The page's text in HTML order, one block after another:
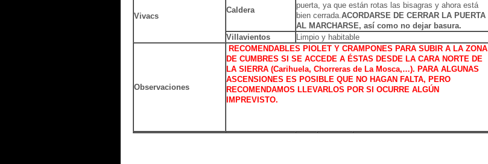
Vivacs
Caldera
puerta, ya que están rotas las bisagras y ahora está
bien cerrada.ACORDARSE DE CERRAR LA PUERTA
AL MARCHARSE, así como no dejar basura.
Villavientos
Limpio y habitable
Observaciones
RECOMENDABLES PIOLET Y CRAMPONES PARA SUBIR A LA ZONA
DE CUMBRES SI SE ACCEDE A ÉSTAS DESDE LA CARA NORTE DE
LA SIERRA (Carihuela, Chorreras de La Mosca,…). PARA ALGUNAS
ASCENSIONES ES POSIBLE QUE NO HAGAN FALTA, PERO
RECOMENDAMOS LLEVARLOS POR SI OCURRE ALGÚN
IMPREVISTO.